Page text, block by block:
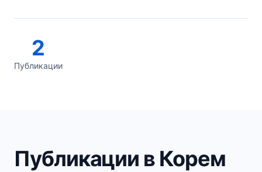
2
Публикации
Публикации в Корем